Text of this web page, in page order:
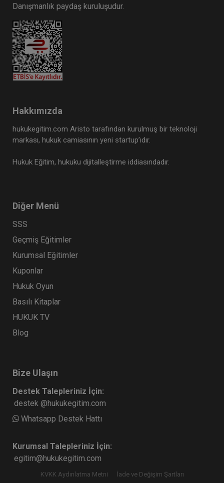
Danışmanlık paydaş kuruluşudur.
Hakkımızda
hukukegitim.com Aristo tarafından kurulmuş bir teknoloji
markası, hukuk camiasının yeni startup’ıdır.
Hukuk Eğitim, hukuku dijitalleştirme iddiasındadır.
Diğer Menü
SSS
Geçmiş Eğitimler
Kurumsal Eğitimler
Kuponlar
Hukuk Oyun
Basılı Kitaplar
HUKUK TV
Blog
Bize Ulaşın
Destek Talepleriniz İçin:
destek @hukukegitim.com
Whatsapp Destek Hattı
Kurumsal Talepleriniz İçin:
egitim@hukukegitim.com
KVKK Aydınlatma Metni İade ve Değişim Şartları